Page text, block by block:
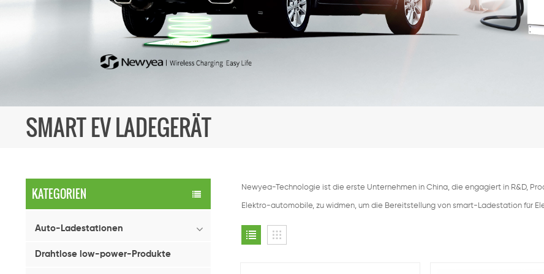
SMART EV LADEGERÄT
KATEGORIEN
Auto-Ladestationen
Drahtlose low-power-Produkte
Newyea-Technologie ist die erste Unternehmen in China, die engagiert in R&D,
Elektro-automobile, zu widmen, um die Bereitstellung von smart-Ladestation für